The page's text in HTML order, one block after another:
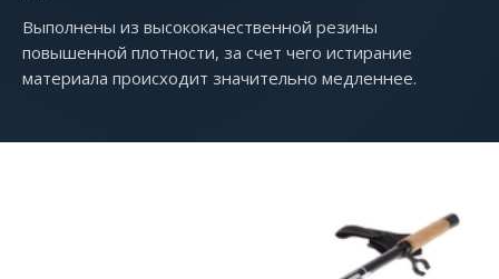
Выполнены из высококачественной резины
повышенной плотности, за счет чего истирание
материала происходит значительно медленнее.